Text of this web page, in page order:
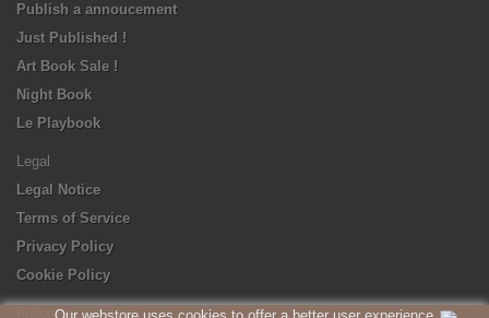
Publish a annoucement
Just Published !
Art Book Sale !
Night Book
Le Playbook
Legal
Legal Notice
Terms of Service
Privacy Policy
Cookie Policy
Follow us